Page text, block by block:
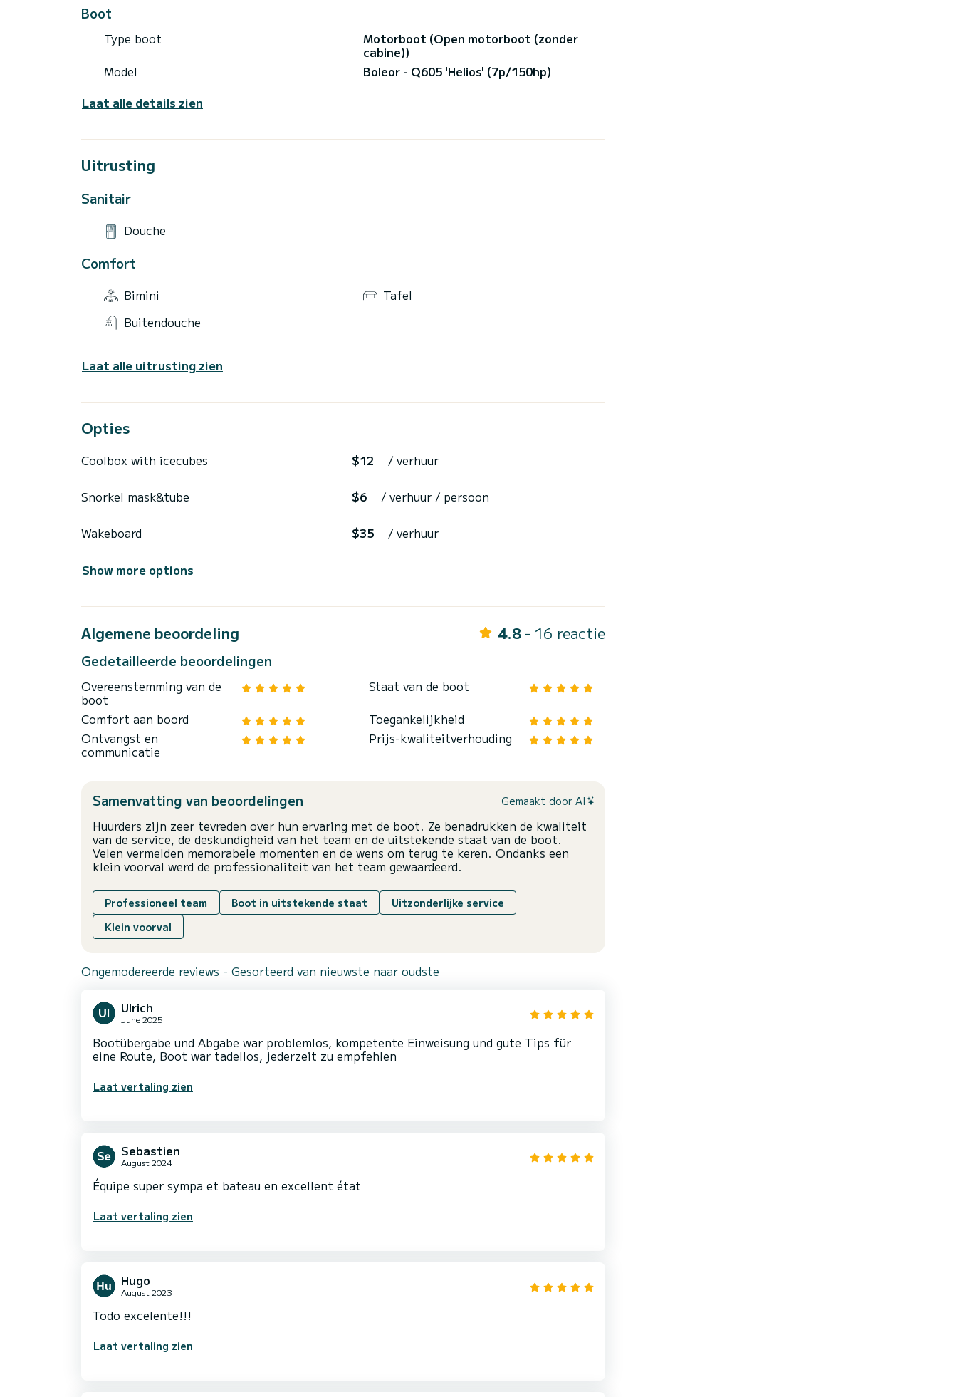
Boot
Type boot Motorboot (Open motorboot (zonder
cabine))
Model
Boleor - Q605 'Helios' (7p/150hp)
Laat alle details zien
Uitrusting
Sanitair
Douche
Comfort
Bimini
Tafel
Buitendouche
Laat alle uitrusting zien
Opties
Coolbox with icecubes $12 / verhuur
Snorkel mask&tube $6 / verhuur / persoon
Wakeboard $35 / verhuur
Show more options
Algemene beoordeling 4.8 - 16 reactie
Gedetailleerde beoordelingen
Overeenstemming van de
boot
Staat van de boot
Comfort aan boord
Toegankelijkheid
Ontvangst en
communicatie
Prijs-kwaliteitverhouding
Samenvatting van beoordelingen Gemaakt door AI
Huurders zijn zeer tevreden over hun ervaring met de boot. Ze benadrukken de kwaliteit
van de service, de deskundigheid van het team en de uitstekende staat van de boot.
Velen vermelden memorabele momenten en de wens om terug te keren. Ondanks een
klein voorval werd de professionaliteit van het team gewaardeerd.
Professioneel team Boot in uitstekende staat
Uitzonderlijke service
Klein voorval
Ongemodereerde reviews - Gesorteerd van nieuwste naar oudste
Ulrich
June 2025
Bootübergabe und Abgabe war problemlos, kompetente Einweisung und gute Tips für
eine Route, Boot war tadellos, jederzeit zu empfehlen
Laat vertaling zien
Sebastien
August 2024
Équipe super sympa et bateau en excellent état
Laat vertaling zien
Hugo
August 2023
Todo excelente!!!
Laat vertaling zien